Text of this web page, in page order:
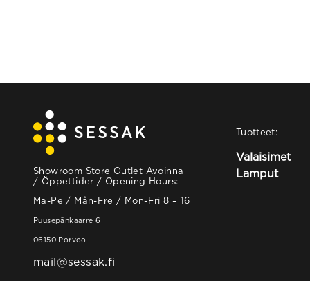
Showroom Store Outlet Avoinna
/ Öppettider / Opening Hours:
Ma-Pe / Mån-Fre / Mon-Fri 8 – 16
Puusepänkaarre 6
06150 Porvoo
mail@sessak.fi
Tuotteet:
Valaisimet
Lamput